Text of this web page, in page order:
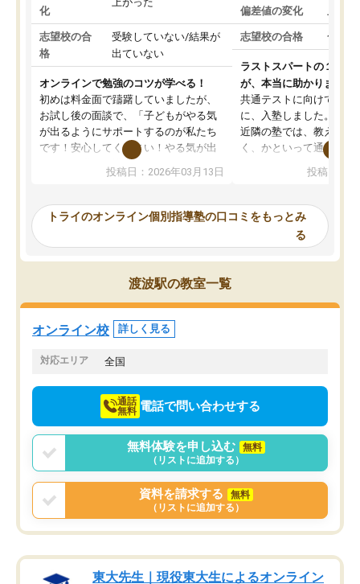
化
志望校の合
格
受験していない/結果が
出ていない
オンラインで勉強のコツが学べる！
初めは料金面で躊躇していましたが、
お試し後の面談で、「子どもがやる気
が出るようにサポートするのが私たち
です！安心してください！やる気が出
ないのは私たち講師の責任です」と言
ってくださり、確かに！と考えて、思
ったんですが、学生の先生から学ぶこ
み、徐々に成績が上がったらいいなと
思っていました。何が今足りないのか
を的確に指導いただき、子どももびっ
くりするほど楽しんでやる気を持って
塾を受けています。狙い通り、少しず
つ成績も上がり、苦手意識も無くなっ
てきたので、さらに苦手な数学も追加
でお願いしました。来年の高校受験に
投稿日：2026年03月13日
偏差値の変化
志望校の合格 合格
ラストスパートの１か月
が、本当に助かりました
共通テストに向けての追
に、入塾しました。田舎
近隣の塾では、教えても
く、かといって通うには
可能なので本当に助か
らないところをピンポイ
頂いて、とてもわかり
していました。一生を
スト、多少お金がかかっ
投稿日：
トライのオンライン個別指導塾の口コミをもっとみ
る
渡波駅の教室一覧
オンライン校 詳しく見る
対応エリア 全国
通話
無料 電話で問い合わせする
無料体験を申し込む
無料
（リストに追加する）
資料を請求する
無料
（リストに追加する）
東大先生｜現役東大生によるオンライン